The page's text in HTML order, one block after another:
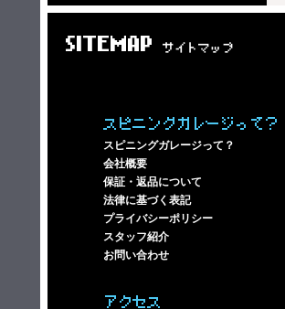
SITEMAP サイトマップ
スピニングガレージって？
スピニングガレージって？
会社概要
保証・返品について
法律に基づく表記
プライバシーポリシー
スタッフ紹介
お問い合わせ
アクセス